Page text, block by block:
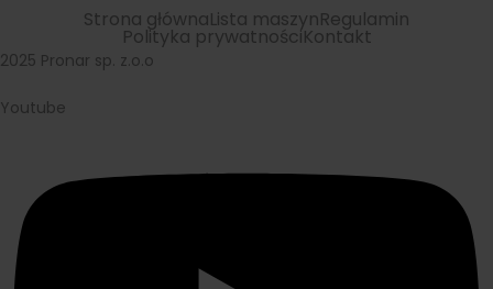
Strona głównaLista maszynRegulamin
Polityka prywatnościKontakt
2025 Pronar sp. z.o.o
Youtube